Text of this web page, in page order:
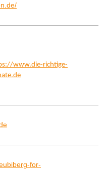
www.die-richtige-
for-